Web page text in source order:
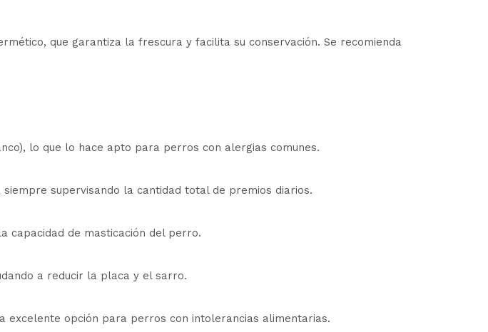
que garantiza la frescura y facilita su conservación. Se recomienda
lo que lo hace apto para perros con alergias comunes.
supervisando la cantidad total de premios diarios.
capacidad de masticación del perro.
a reducir la placa y el sarro.
opción para perros con intolerancias alimentarias.